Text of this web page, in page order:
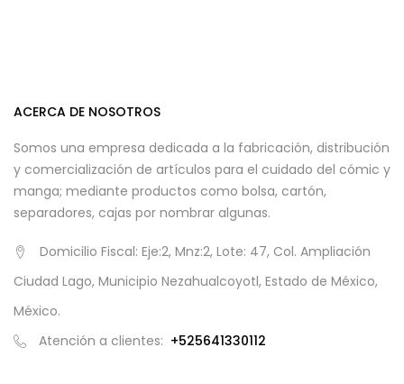
ACERCA DE NOSOTROS
Somos una empresa dedicada a la fabricación, distribución
y comercialización de artículos para el cuidado del cómic y
manga; mediante productos como bolsa, cartón,
separadores, cajas por nombrar algunas.
Domicilio Fiscal: Eje:2, Mnz:2, Lote: 47, Col. Ampliación
Ciudad Lago, Municipio Nezahualcoyotl, Estado de México,
México.
Atención a clientes: +525641330112